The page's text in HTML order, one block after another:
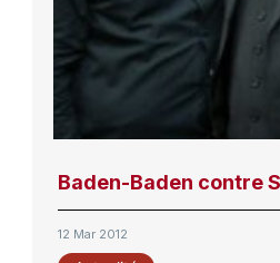
Baden-Baden contre
12 Mar 2012